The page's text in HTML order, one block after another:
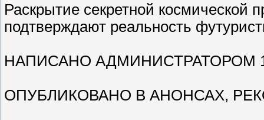
Раскрытие секретной
подтверждают реальность
НАПИСАНО АДМИНИСТРАТОРОМ
ОПУБЛИКОВАНО В АНОНСАХ,